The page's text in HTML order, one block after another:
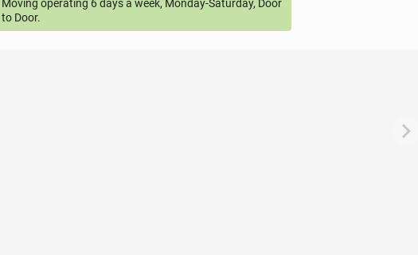
Moving operating 6 days a week, Monday-Saturday, Door
to Door.